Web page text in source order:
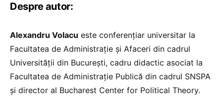
Despre autor:
Alexandru Volacu este conferențiar universitar la
Facultatea de Administrație și Afaceri din cadrul
Universității din București, cadru didactic asociat la
Facultatea de Administrație Publică din cadrul SNSPA
și director al Bucharest Center for Political Theory.